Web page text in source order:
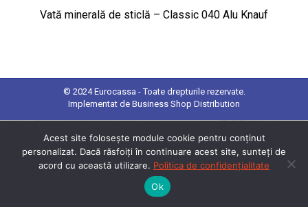
Vată minerală de sticlă – Classic 040 Alu Knauf
© 2024 Eurocassa - Toate drepturile rezervate.
Implementat de Business Shop Distribution
Acest site folosește module cookie pentru conținut
personalizat. Dacă răsfoiți în continuare acest site, sunteți de
acord cu această utilizare. Politica de confidențialitate
Ok